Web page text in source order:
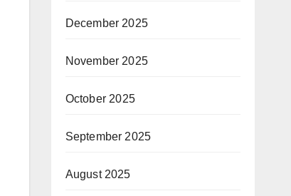
December 2025
November 2025
October 2025
September 2025
August 2025